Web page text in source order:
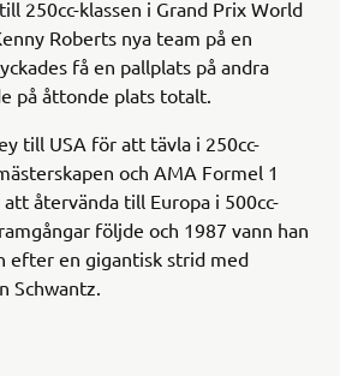
250cc-klassen i Grand Prix World
Roberts nya team på en
få en pallplats på andra
på åttonde plats totalt.
till USA för att tävla i 250cc-
och AMA Formel 1
återvända till Europa i 500cc-
följde och 1987 vann han
efter en gigantisk strid med
Schwantz.